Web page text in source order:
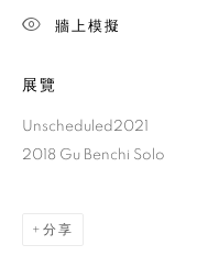
牆上模擬
展覽
Unscheduled2021
2018 Gu Benchi Solo
分享